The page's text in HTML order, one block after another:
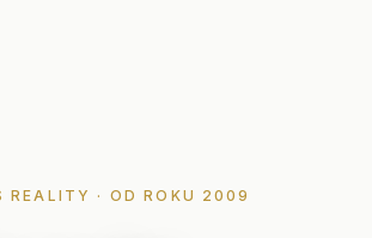
REALITY · OD ROKU 2009